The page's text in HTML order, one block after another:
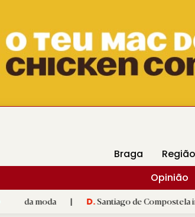
28ºC DMtv Revista
Braga Região
Opinião
D.Santiago de Compostela inaugura XVI